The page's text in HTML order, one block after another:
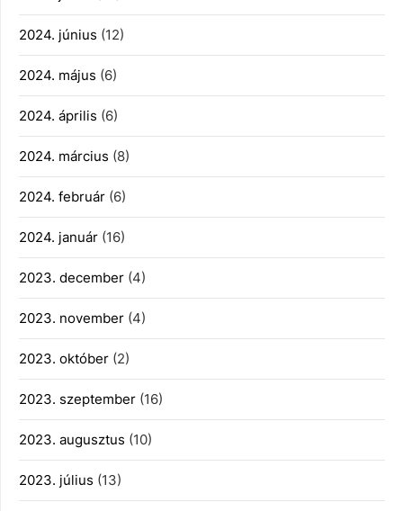
2024. június (12)
2024. május (6)
2024. április (6)
2024. március (8)
2024. február (6)
2024. január (16)
2023. december (4)
2023. november (4)
2023. október (2)
2023. szeptember (16)
2023. augusztus (10)
2023. július (13)